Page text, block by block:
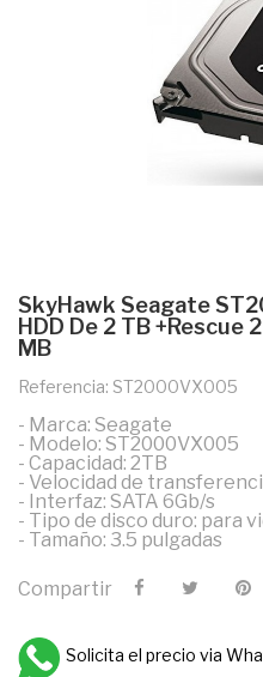
SkyHawk Seagate
HDD De 2 TB +Rescue
MB
Referencia: ST2000VX005
- Marca: Seagate
- Modelo: ST2000VX005
- Capacidad: 2TB
- Velocidad de
- Interfaz: SATA 6Gb/s
- Tipo de disco duro: para
- Tamaño: 3.5 pulgadas
Compartir
Solicita el precio via